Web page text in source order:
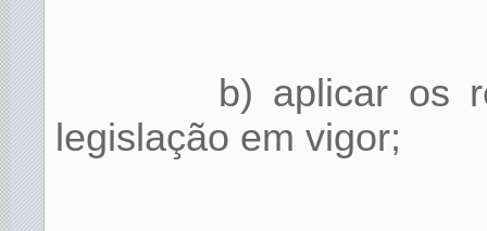
b) aplicar os
legislação em vigor;